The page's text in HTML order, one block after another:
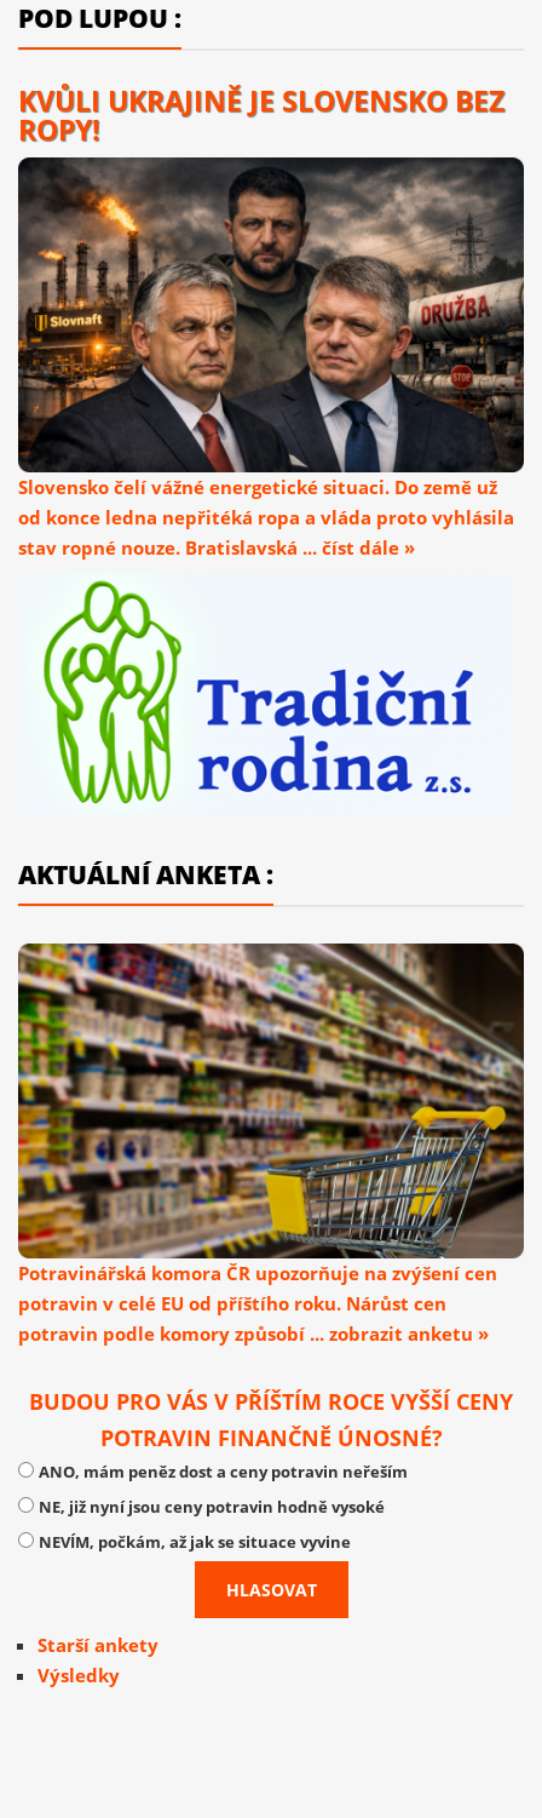
POD LUPOU :
KVŮLI UKRAJINĚ JE SLOVENSKO BEZ
ROPY!
Slovensko čelí vážné energetické situaci. Do země už
od konce ledna nepřitéká ropa a vláda proto vyhlásila
stav ropné nouze. Bratislavská ... číst dále »
AKTUÁLNÍ ANKETA :
Potravinářská komora ČR upozorňuje na zvýšení cen
potravin v celé EU od příštího roku. Nárůst cen
potravin podle komory způsobí ... zobrazit anketu »
BUDOU PRO VÁS V PŘÍŠTÍM ROCE VYŠŠÍ CENY
POTRAVIN FINANČNĚ ÚNOSNÉ?
ANO, mám peněz dost a ceny potravin neřeším
NE, již nyní jsou ceny potravin hodně vysoké
NEVÍM, počkám, až jak se situace vyvine
Starší ankety
Výsledky